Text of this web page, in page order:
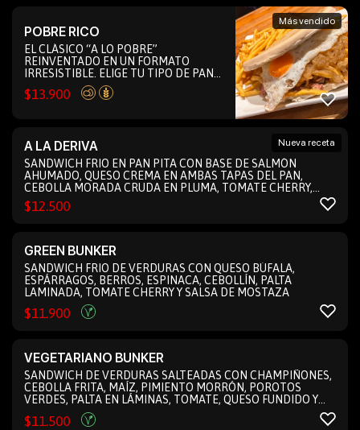
POBRE RICO
EL CLÁSICO “A LO POBRE”
REINVENTADO EN UN FORMATO
IRRESISTIBLE. ELIGE TU TIPO DE PAN
FAVORITO Y DISFRUTA DE UNA BASE
CON MAYONESA, UNA GENEROSA
CEBOLLA CARAMELIZADA, DOS
HUEVOS FRITOS Y LA TAPA SUPERIOR
DEL PAN, SERVIDA BIEN CALENTITA.
ACOMPAÑAMOS ESTE MANJAR CON
OTROS 250 G DE PAPAS FRITAS AL
LADO. ¡UN SÁNDWICH POTENTE,
$13.900
Más vendido
A LA DERIVA
SANDWICH FRIO EN PAN PITA CON BASE DE SALMÓN
AHUMADO, QUESO CREMA EN AMBAS TAPAS DEL PAN,
CEBOLLA MORADA CRUDA EN PLUMA, TOMATE CHERRY,
ESPINACA Y PALTA LAMINADA.
$12.500
Nueva receta
GREEN BUNKER
SANDWICH FRIO DE VERDURAS CON QUESO BÚFALA,
ESPÁRRAGOS, BERROS, ESPINACA, CEBOLLÍN, PALTA
LAMINADA, TOMATE CHERRY Y SALSA DE MOSTAZA
$11.900
VEGETARIANO BUNKER
SANDWICH DE VERDURAS SALTEADAS CON CHAMPIÑONES,
CEBOLLA FRITA, MAÍZ, PIMIENTO MORRÓN, POROTOS
VERDES, PALTA EN LÁMINAS, TOMATE, QUESO FUNDIDO Y
MAYONESA DE LA CASA (recomendado en pan pita)
$11.500